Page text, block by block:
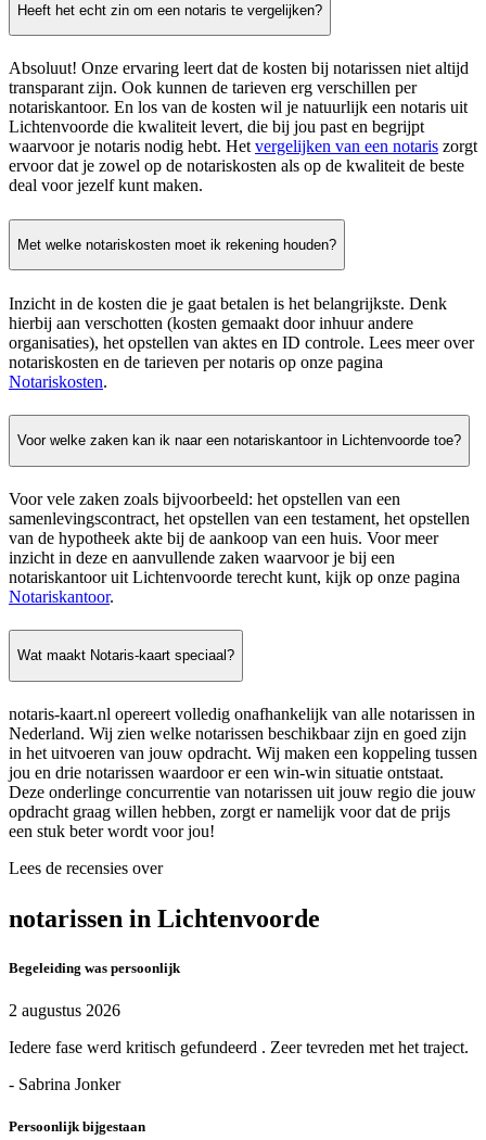
Heeft het echt zin om een notaris te vergelijken?
Absoluut! Onze ervaring leert dat de kosten bij notarissen niet altijd
transparant zijn. Ook kunnen de tarieven erg verschillen per
notariskantoor. En los van de kosten wil je natuurlijk een notaris uit
Lichtenvoorde die kwaliteit levert, die bij jou past en begrijpt
waarvoor je notaris nodig hebt. Hetvergelijken van een notaris zorgt
ervoor dat je zowel op de notariskosten als op de kwaliteit de beste
deal voor jezelf kunt maken.
Met welke notariskosten moet ik rekening houden?
Inzicht in de kosten die je gaat betalen is het belangrijkste. Denk
hierbij aan verschotten (kosten gemaakt door inhuur andere
organisaties), het opstellen van aktes en ID controle. Lees meer over
notariskosten en de tarieven per notaris op onze pagina
Notariskosten.
Voor welke zaken kan ik naar een notariskantoor in Lichtenvoorde toe?
Voor vele zaken zoals bijvoorbeeld: het opstellen van een
samenlevingscontract, het opstellen van een testament, het opstellen
van de hypotheek akte bij de aankoop van een huis. Voor meer
inzicht in deze en aanvullende zaken waarvoor je bij een
notariskantoor uit Lichtenvoorde terecht kunt, kijk op onze pagina
Notariskantoor.
Wat maakt Notaris-kaart speciaal?
notaris-kaart.nl opereert volledig onafhankelijk van alle notarissen in
Nederland. Wij zien welke notarissen beschikbaar zijn en goed zijn
in het uitvoeren van jouw opdracht. Wij maken een koppeling tussen
jou en drie notarissen waardoor er een win-win situatie ontstaat.
Deze onderlinge concurrentie van notarissen uit jouw regio die jouw
opdracht graag willen hebben, zorgt er namelijk voor dat de prijs
een stuk beter wordt voor jou!
Lees de recensies over
notarissen in Lichtenvoorde
Begeleiding was persoonlijk
2 augustus 2026
Iedere fase werd kritisch gefundeerd . Zeer tevreden met het traject.
- Sabrina Jonker
Persoonlijk bijgestaan